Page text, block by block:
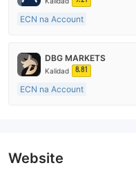
ECN na Account
Kinokontrol sa Australia
Paggawa ng Market (MM)
DBG MARKETS
Kalidad 8.81
ECN na Account
Pangunahing label na MT4
Website